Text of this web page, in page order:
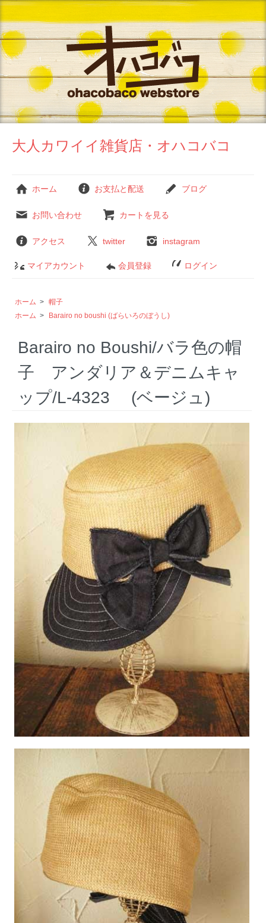
大人カワイイ雑貨店・オハコバコ
ホーム お支払と配送 ブログ
お問い合わせ カートを見る
アクセス twitter instagram
マイアカウント 会員登録 ログイン
ホーム > 帽子
ホーム > Barairo no boushi (ばらいろのぼうし)
Barairo no Boushi/バラ色の帽
子 アンダリア＆デニムキャ
ップ/L-4323 (ベージュ)